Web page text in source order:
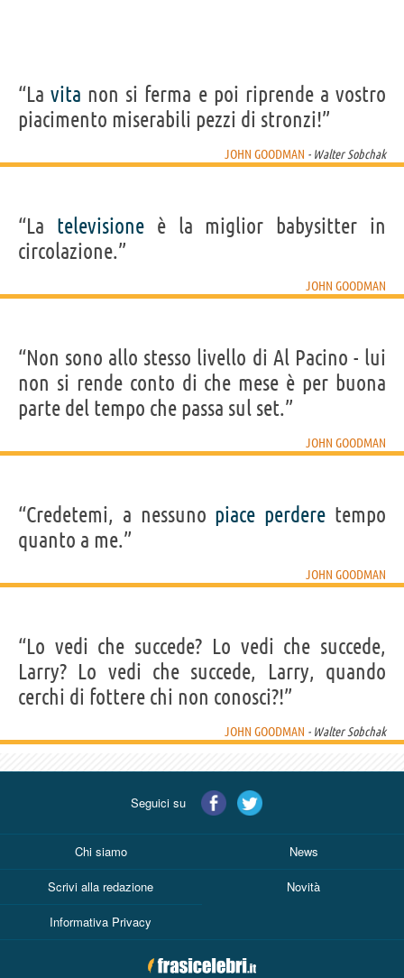
“Lavita non si ferma e poi riprende a vostro
piacimento miserabili pezzi di stronzi!”
JOHN GOODMAN - Walter Sobchak
“La televisioneè la miglior babysitter in
circolazione.”
JOHN GOODMAN
“Non sono allo stesso livello di Al Pacino - lui
non si rende conto di che mese è per buona
parte del tempo che passa sul set.”
JOHN GOODMAN
“Credetemi, a nessuno piace perdere tempo
quanto a me.”
JOHN GOODMAN
“Lo vedi che succede? Lo vedi che succede,
Larry? Lo vedi che succede, Larry, quando
cerchi di fottere chi non conosci?!”
JOHN GOODMAN - Walter Sobchak
Seguici su
Chi siamo News
Scrivi alla redazione Novità
Informativa Privacy